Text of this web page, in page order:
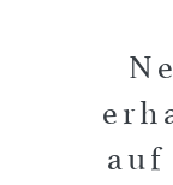
auf